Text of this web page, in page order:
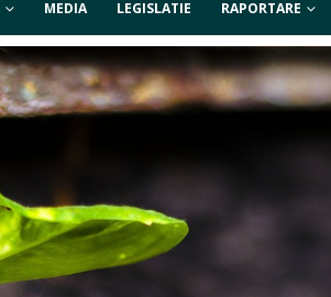
MEDIA LEGISLATIE RAPORTARE